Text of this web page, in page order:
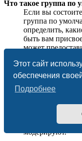
Этот сайт
обеспечения
Подробнее
Что такое группа по
Если вы
группа по
определить,
быть вам
может
Вернуться к началу
На этой
модераторов
такую как
модерируют.